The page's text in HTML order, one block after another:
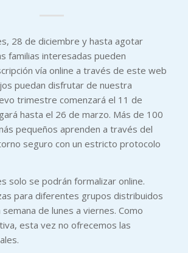
28 de diciembre y hasta agotar
familias interesadas pueden
vía online a través de este web
puedan disfrutar de nuestra
trimestre comenzará el 11 de
hasta el 26 de marzo. Más de 100
pequeños aprenden a través del
seguro con un estricto protocolo
solo se podrán formalizar online.
para diferentes grupos distribuidos
de lunes a viernes. Como
esta vez no ofrecemos las